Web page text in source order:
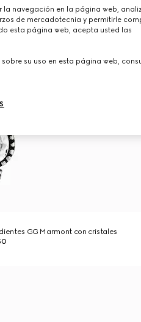
GG Marmont con cristales
navegación en la página web,
de mercadotecnia y permitirle
esta página web, acepta usted las
su uso en esta página web,